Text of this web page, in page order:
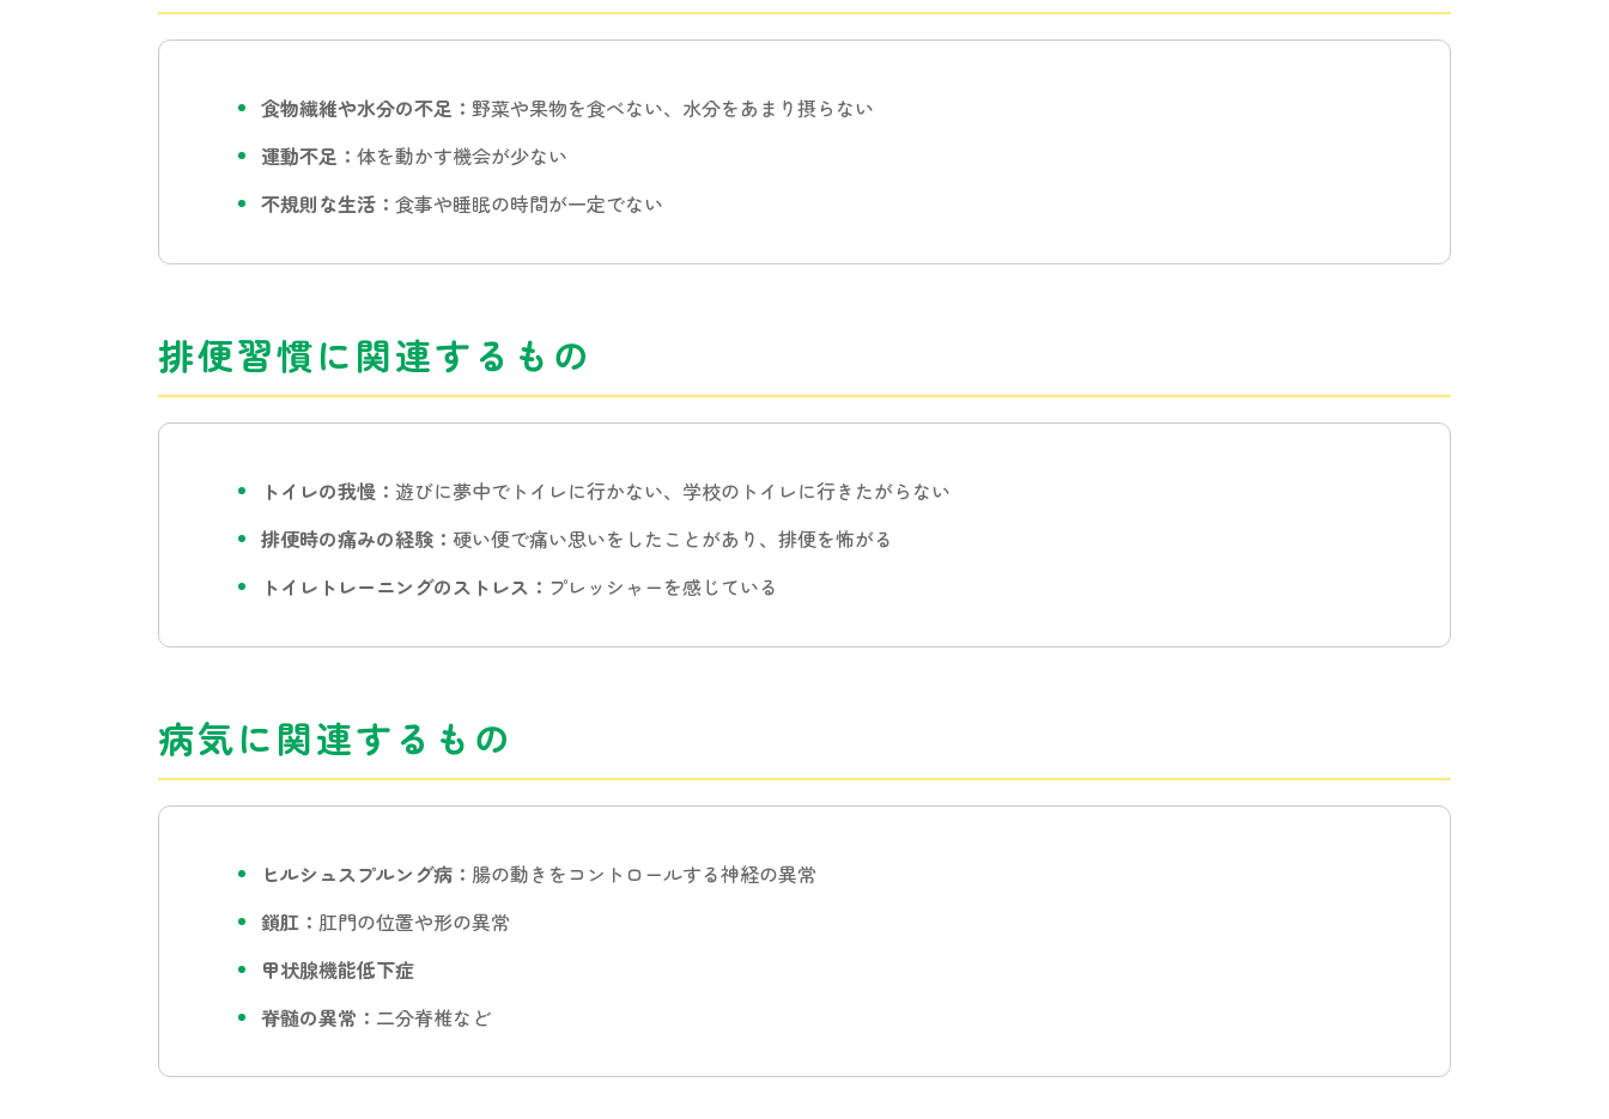
食物繊維や水分の不足： 野菜や果物を食べない、水分をあまり摂らない
運動不足： 体を動かす機会が少ない
不規則な生活： 食事や睡眠の時間が一定でない
排便習慣に関連するもの
トイレの我慢： 遊びに夢中でトイレに行かない、学校のトイレに行きたがらない
排便時の痛みの経験： 硬い便で痛い思いをしたことがあり、排便を怖がる
トイレトレーニングのストレス： プレッシャーを感じている
病気に関連するもの
ヒルシュスプルング病： 腸の動きをコントロールする神経の異常
鎖肛： 肛門の位置や形の異常
甲状腺機能低下症
脊髄の異常： 二分脊椎など